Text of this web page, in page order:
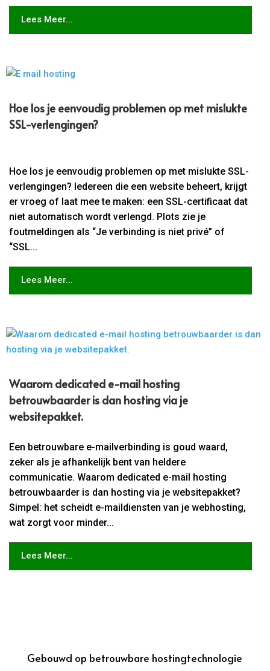
Lees Meer...
Hoe los je eenvoudig problemen op met mislukte
SSL-verlengingen?
Hoe los je eenvoudig problemen op met mislukte SSL-
verlengingen? Iedereen die een website beheert, krijgt
er vroeg of laat mee te maken: een SSL-certificaat dat
niet automatisch wordt verlengd. Plots zie je
foutmeldingen als “Je verbinding is niet privé” of
“SSL...
Lees Meer...
Waarom dedicated e-mail hosting
betrouwbaarder is dan hosting via je
websitepakket.​
Een betrouwbare e-mailverbinding is goud waard,
zeker als je afhankelijk bent van heldere
communicatie. Waarom dedicated e-mail hosting
betrouwbaarder is dan hosting via je websitepakket?
Simpel: het scheidt e-maildiensten van je webhosting,
wat zorgt voor minder...
Lees Meer...
Gebouwd op betrouwbare hostingtechnologie